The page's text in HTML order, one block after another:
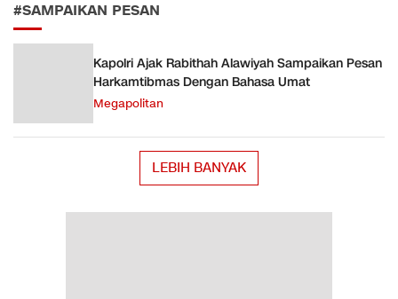
#SAMPAIKAN PESAN
Kapolri Ajak Rabithah Alawiyah Sampaikan Pesan
Harkamtibmas Dengan Bahasa Umat
Megapolitan
LEBIH BANYAK